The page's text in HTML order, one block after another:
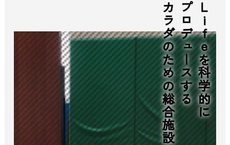
Lifeを科学的に
プロデュースする
カラダのための総合施設